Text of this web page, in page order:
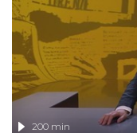
200 min